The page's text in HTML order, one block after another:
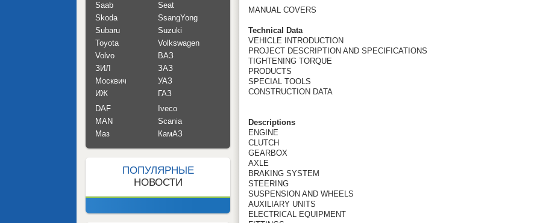
MANUAL COVERS
Technical Data
VEHICLE INTRODUCTION
PROJECT DESCRIPTION AND SPECIFICATIONS
TIGHTENING TORQUE
PRODUCTS
SPECIAL TOOLS
CONSTRUCTION DATA
Descriptions
ENGINE
CLUTCH
GEARBOX
AXLE
BRAKING SYSTEM
STEERING
SUSPENSION AND WHEELS
AUXILIARY UNITS
ELECTRICAL EQUIPMENT
Saab
Seat
Skoda
SsangYong
Subaru
Suzuki
Toyota
Volkswagen
Volvo
ВАЗ
ЗИЛ
ЗАЗ
Москвич
УАЗ
ИЖ
ГАЗ
DAF
Iveco
MAN
Scania
Маз
КамАЗ
ПОПУЛЯРНЫЕ
НОВОСТИ